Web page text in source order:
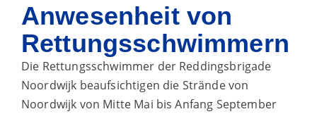
Anwesenheit von
Rettungsschwimmern
Die Rettungsschwimmer der Reddingsbrigade
Noordwijk beaufsichtigen die Strände von
Noordwijk von Mitte Mai bis Anfang September